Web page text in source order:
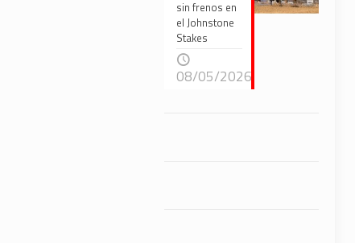
sin frenos en
el Johnstone
Stakes
08/05/2026